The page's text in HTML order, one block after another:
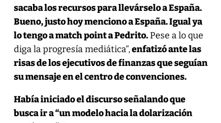
sacaba los recursos para llevárselo a España.
Bueno, justo hoy menciono a España. Igual ya
lo tengo a match point a Pedrito.Pese a lo que
diga la progresía mediática”,enfatizó ante las
risas de los ejecutivos de finanzas que seguían
su mensaje en el centro de convenciones.
Había iniciado el discurso señalando que
busca ir a “un modelo hacia la dolarización